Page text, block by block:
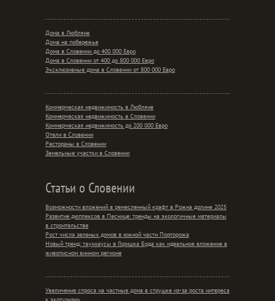
Дома в Любляне
Дома на побережье
Дома в Словении до 400 000 Евро
Дома в Словении от 400 до 800 000 Евро
Эксклюзивные дома в Словении от 800 000 Евро
Коммерческая недвижимость в Любляне
Коммерческая недвижимость в Словении
Коммерческая недвижимость до 200 000 Евро
Отели в Словении
Рестораны в Словении
Земельные участки в Словении
Статьи о Словении
Возможности вложений в ремесленный крафт в Рожна долине 2025
Развитие дюплексов в Песнице: тренды на экологичные материалы
в строительстве
Рост числа зеленых домов в южной части Порторожа
Новый тренд: таунхаусы в Горишка Брда как идеальное вложение в
живописном винном регионе
Увеличение спроса на частные дома в струшке из-за роста интереса